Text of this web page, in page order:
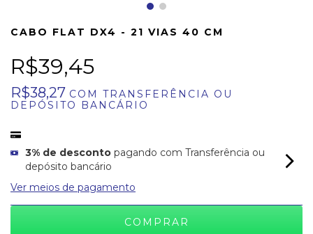
CABO FLAT DX4 - 21 VIAS 40 CM
R$39,45
R$38,27 COM
TRANSFERÊNCIA OU
DEPÓSITO BANCÁRIO
3% de desconto pagando com Transferência ou
depósito bancário
Ver meios de pagamento